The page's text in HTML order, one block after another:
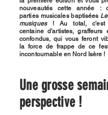
nouveautés cette année :
parties musicales baptisées
musiques! Au total, c'est
centaine d'artistes, graffeurs
confondus, qui vous feront
la force de frappe de ce
incontournable en Nord Isère !
Une grosse
perspective !